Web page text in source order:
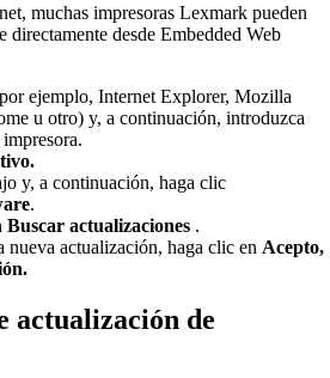
muchas impresoras Lexmark pueden
desde Embedded Web
ejemplo, Internet Explorer, Mozilla
u otro) y, a continuación, introduzca
y, a continuación, haga clic
.
Buscar actualizaciones .
nueva actualización, haga clic en Acepto,
actualización de